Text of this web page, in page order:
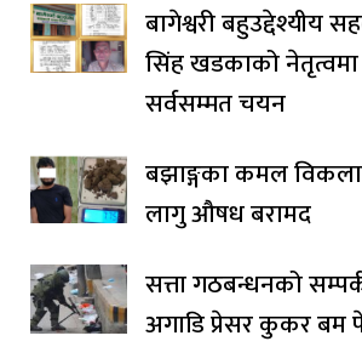
बागेश्वरी बहुउद्देश्यीय
सिंह खडकाको नेतृत्वमा
सर्वसम्मत चयन
बझाङ्गका कमल
लागु औषध बरामद
सत्ता गठबन्धनको
अगाडि प्रेसर कुकर बम